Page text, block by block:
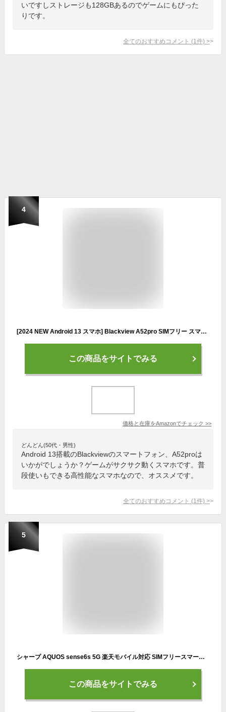
いですしストレージも128GBあるのでゲームにもぴった
りです。
全てのおすすめコメント (1 件) >
4
[2024 NEW Android 13 スマホ] Blackview A52pro SIMフリー スマートフォン 本体 アップグレード 4G 日本版 12GB RAM+128GB 1TB拡張可能 6.52インチ 大画面 90Hzのリフレッシュレート 13MP+5MPカメラ 5180mAh大容量バッテリー 指紋認証 顔認証 OTG GPS 技適認証済 blue
この商品をサイトでみる
価格と在庫をAmazonでチェック >>
どんどん(50代・男性)
Android 13搭載のBlackviewのスマートフォン、A52proは
いかがでしょうか？ゲームがサクサク動くスマホです。普
段使いもできる高性能なスマホなので、オススメです。
全てのおすすめコメント (1 件) >
5
シャープ AQUOS sense6s 5G 楽天モバイル対応 SIMフリースマートフォン
この商品をサイトでみる